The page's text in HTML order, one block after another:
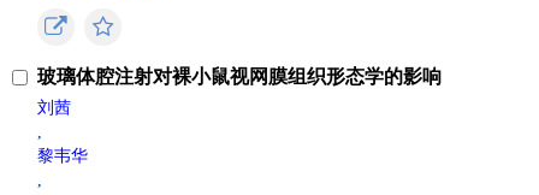
玻璃体腔注射对裸小鼠视网膜组织形态学的影响
刘茜
,
黎韦华
,